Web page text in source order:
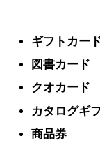
ギフトカー
図書カード
クオカード
カタログギ
商品券